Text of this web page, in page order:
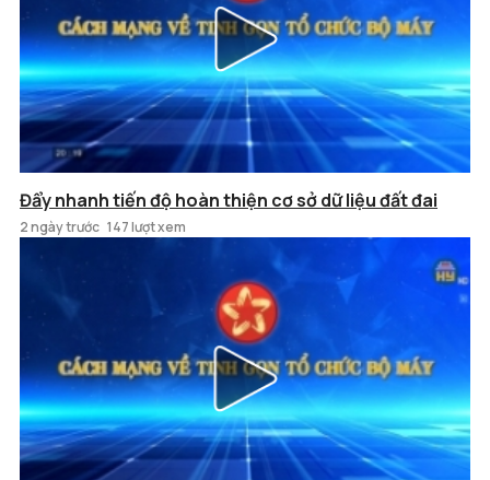
Đẩy nhanh tiến độ hoàn thiện cơ sở dữ liệu đất đai
2 ngày trước 147 lượt xem